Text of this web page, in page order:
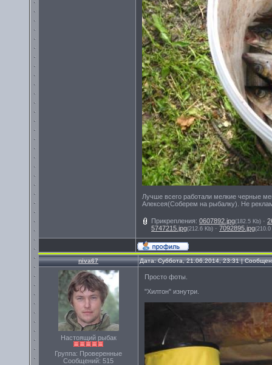
Лучше всего работали мелкие черные
Алексея(Соберем на рыбалку). Не
Прикрепления: 0607892.jpg(182.5 Kb) ·
5747215.jpg(212.6 Kb) · 7092895.jpg(210.0
niva67 Дата: Суббота, 21.06.2014, 23:31 |
Настоящий рыбак
Группа: Проверенные
Сообщений: 515
Просто фоты.
"Хилтон" изнутри.